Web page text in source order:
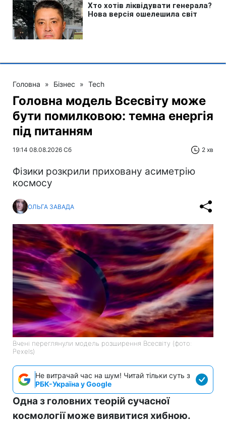
Головна » Бізнес » Tech
Головна модель Всесвіту може
бути помилковою: темна енергія
під питанням
19:14 08.08.2026 Сб 2 хв
Фізики розкрили приховану асиметрію
космосу
ОЛЬГА ЗАВАДА
Вчені переглянули модель розширення Всесвіту (фото:
Pexels)
Не витрачай час на шум! Читай тільки суть з
РБК-Україна у Google
Одна з головних теорій сучасної
космології може виявитися хибною.